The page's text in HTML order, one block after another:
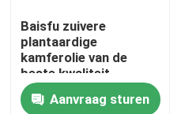
Thuis
Baisfu zuivere
plantaardige
kamferolie van de
beste kwaliteit
lichtgeel oliehoudende
vloeistof voor
Aanvraag sturen